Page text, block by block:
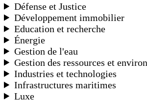
Défense et Justice
Développement immobilier
Education et recherche
Énergie
Gestion de l'eau
Gestion des ressources et
Industries et technologies
Infrastructures maritimes
Luxe